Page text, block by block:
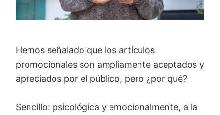
Hemos señalado que los artículos
promocionales son ampliamente aceptados y
apreciados por el público, pero ¿por qué?
Sencillo: psicológica y emocionalmente, a la